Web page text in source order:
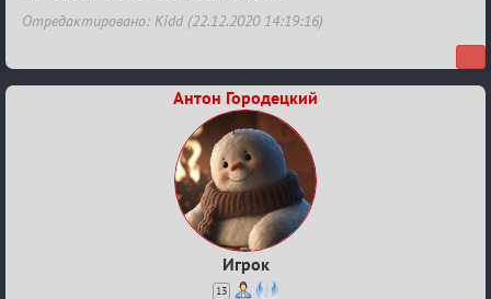
Отредактировано: Kidd (22.12.2020 14:19:16)
Антон Городецкий
Игрок
13